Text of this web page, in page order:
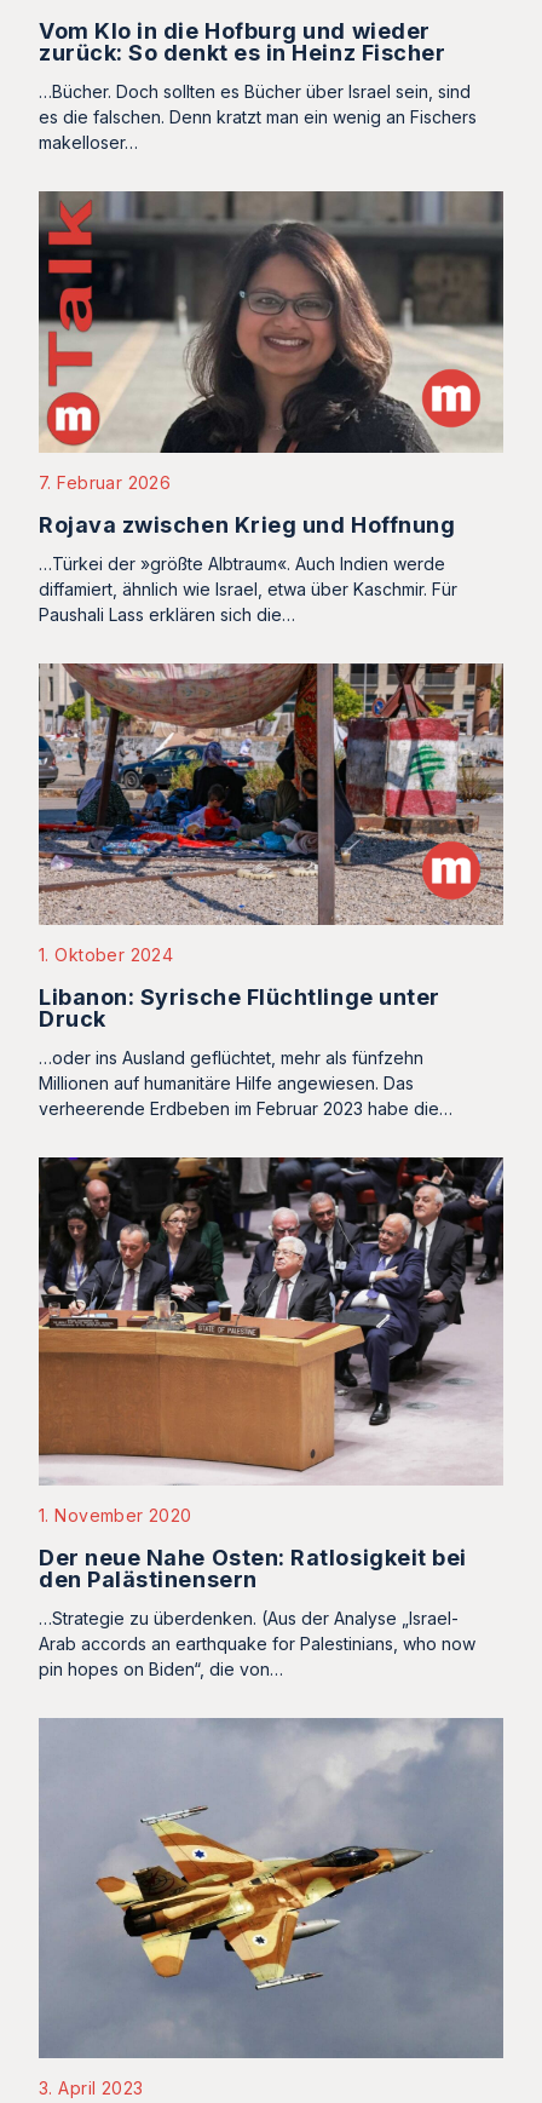
Vom Klo in die Hofburg und wieder
zurück: So denkt es in Heinz Fischer
…Bücher. Doch sollten es Bücher über Israel sein, sind
es die falschen. Denn kratzt man ein wenig an Fischers
makelloser…
7. Februar 2026
Rojava zwischen Krieg und Hoffnung
…Türkei der »größte Albtraum«. Auch Indien werde
diffamiert, ähnlich wie Israel, etwa über Kaschmir. Für
Paushali Lass erklären sich die…
1. Oktober 2024
Libanon: Syrische Flüchtlinge unter
Druck
…oder ins Ausland geflüchtet, mehr als fünfzehn
Millionen auf humanitäre Hilfe angewiesen. Das
verheerende Erdbeben im Februar 2023 habe die…
1. November 2020
Der neue Nahe Osten: Ratlosigkeit bei
den Palästinensern
…Strategie zu überdenken. (Aus der Analyse „Israel-
Arab accords an earthquake for Palestinians, who now
pin hopes on Biden“, die von…
3. April 2023